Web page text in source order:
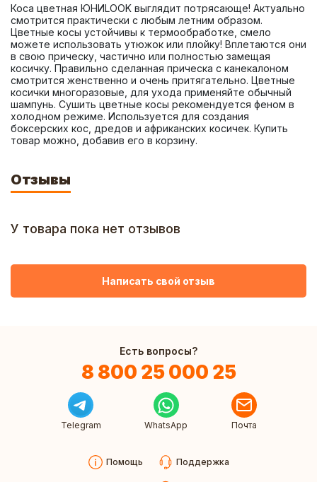
Коса цветная ЮНИLOOK выглядит потрясающе! Актуально
смотрится практически с любым летним образом.
Цветные косы устойчивы к термообработке, смело
можете использовать утюжок или плойку! Вплетаются они
в свою прическу, частично или полностью замещая
косичку. Правильно сделанная прическа с канекалоном
смотрится женственно и очень притягательно. Цветные
косички многоразовые, для ухода применяйте обычный
шампунь. Сушить цветные косы рекомендуется феном в
холодном режиме. Используется для создания
боксерских кос, дредов и африканских косичек. Купить
товар можно, добавив его в корзину.
Отзывы
У товара пока нет отзывов
Написать свой отзыв
Есть вопросы?
8 800 25 000 25
Telegram WhatsApp Почта
Помощь Поддержка